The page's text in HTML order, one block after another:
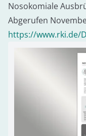
Nosokomiale
Abgerufen
https://www.rki.de/